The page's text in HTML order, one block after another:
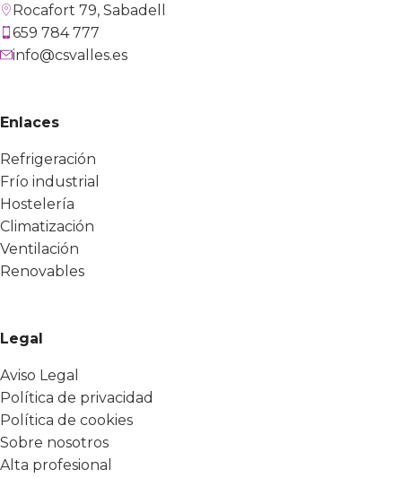
Rocafort 79, Sabadell
659 784 777
info@csvalles.es
Enlaces
Refrigeración
Frío industrial
Hostelería
Climatización
Ventilación
Renovables
Legal
Aviso Legal
Política de privacidad
Política de cookies
Sobre nosotros
Alta profesional